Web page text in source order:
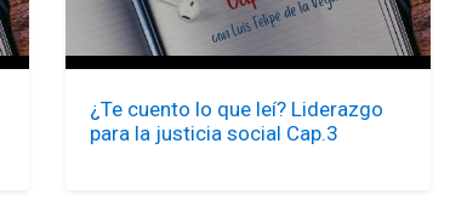
¿Te cuento lo que leí? Liderazgo
para la justicia social Cap.3